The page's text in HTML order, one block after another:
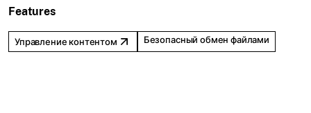
Features
Управление контентом Безопасный обмен файлами